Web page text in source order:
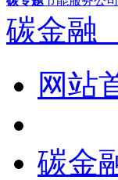
碳金融_
网站
碳金